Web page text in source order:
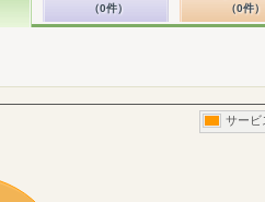
（0件） （0件）